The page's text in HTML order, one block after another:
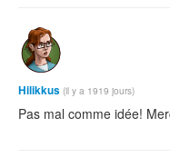
Hilikkus (il y a 1919 jours)
Pas mal comme idée!